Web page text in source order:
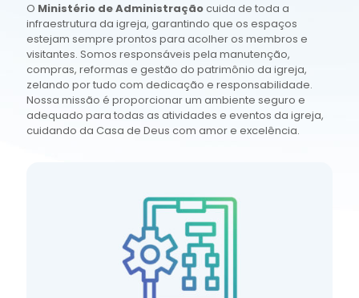
O Ministério de Administraçãocuida de toda a
infraestrutura da igreja, garantindo que os espaços
estejam sempre prontos para acolher os membros e
visitantes. Somos responsáveis pela manutenção,
compras, reformas e gestão do patrimônio da igreja,
zelando por tudo com dedicação e responsabilidade.
Nossa missão é proporcionar um ambiente seguro e
adequado para todas as atividades e eventos da igreja,
cuidando da Casa de Deus com amor e excelência.